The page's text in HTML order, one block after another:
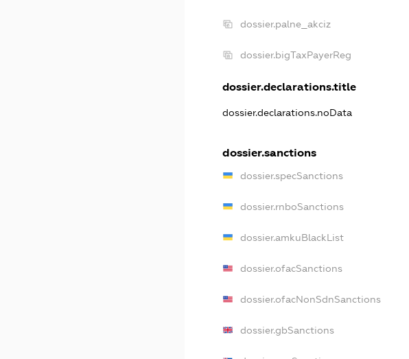
dossier.palne_akciz
dossier.bigTaxPayerReg
dossier.declarations.title
dossier.declarations.noData
dossier.sanctions
dossier.specSanctions
dossier.rnboSanctions
dossier.amkuBlackList
dossier.ofacSanctions
dossier.ofacNonSdnSanctions
dossier.gbSanctions